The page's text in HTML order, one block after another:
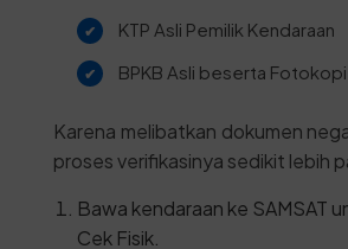
KTP Asli Pemilik Kendaraan
BPKB Asli beserta Fotokopi
Karena melibatkan dokumen
proses verifikasinya sedikit lebih
Bawa kendaraan ke SAMSAT
Cek Fisik.